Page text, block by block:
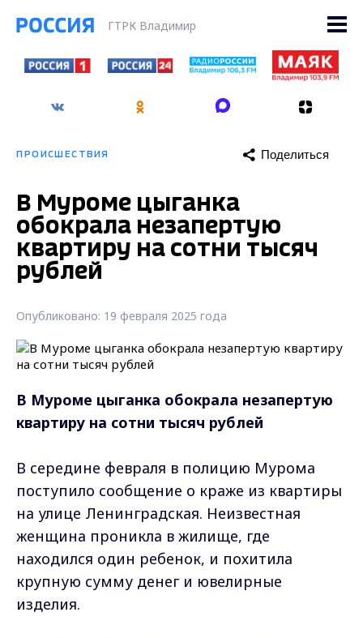
ГТРК Владимир
ПРОИСШЕСТВИЯ Поделиться
В Муроме цыганка
обокрала незапертую
квартиру на сотни тысяч
рублей
Опубликовано: 19 февраля 2025 года
В Муроме цыганка обокрала незапертую
квартиру на сотни тысяч рублей
В середине февраля в полицию Мурома
поступило сообщение о краже из квартиры
на улице Ленинградская. Неизвестная
женщина проникла в жилище, где
находился один ребенок, и похитила
крупную сумму денег и ювелирные
изделия.